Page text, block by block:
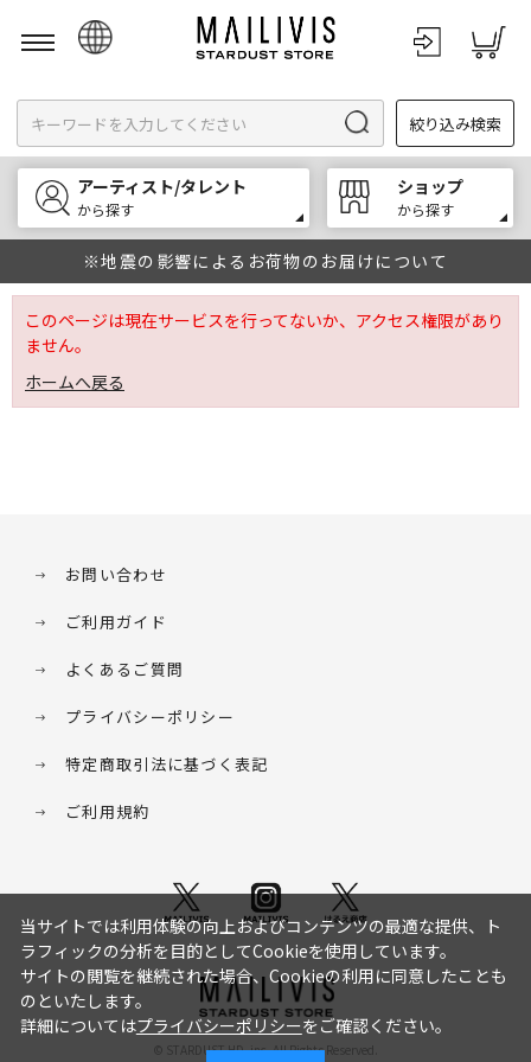
English
한국어
中文
絞り込み検索
アーティスト/タレント
から探す
ショップ
から探す
※地震の影響によるお荷物のお届けについて
このページは現在サービスを行ってないか、アクセス権限があり
ません。
ホームへ戻る
お問い合わせ
ご利用ガイド
よくあるご質問
プライバシーポリシー
特定商取引法に基づく表記
ご利用規約
© STARDUST HD. inc. All Rights Reserved.
当サイトでは利用体験の向上およびコンテンツの最適な提供、ト
ラフィックの分析を目的としてCookieを使用しています。
サイトの閲覧を継続された場合、Cookieの利用に同意したことも
のといたします。
詳細についてはプライバシーポリシーをご確認ください。